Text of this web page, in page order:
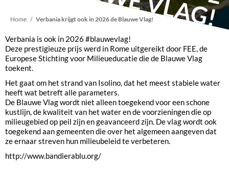
Kruimelpad
Home Verbania krijgt ook in 2026 de Blauwe Vlag!
Verbania is ook in 2026 #blauwevlag!
Deze prestigieuze prijs werd in Rome uitgereikt door FEE, de
Europese Stichting voor Milieueducatie die de Blauwe Vlag
toekent.
Het gaat om het strand van Isolino, dat het meest stabiele water
heeft wat betreft alle parameters.
De Blauwe Vlag wordt niet alleen toegekend voor een schone
kustlijn, de kwaliteit van het water en de voorzieningen die op
milieugebied op peil zijn en geavanceerd zijn. De vlag wordt ook
toegekend aan gemeenten die over het algemeen aangeven dat
ze ernaar streven hun milieubeleid te verbeteren.
http://www.bandierablu.org/